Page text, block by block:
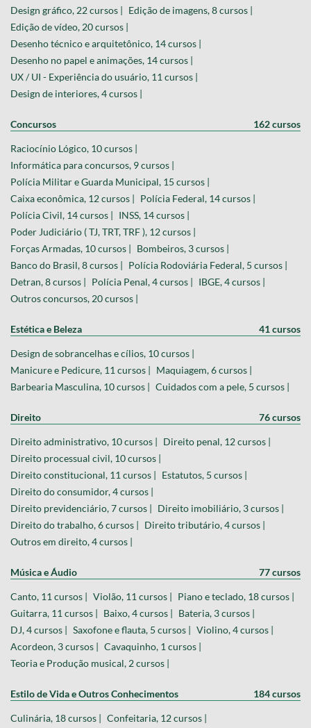
Design gráfico, 22 cursos | Edição de imagens, 8 cursos |
Edição de vídeo, 20 cursos |
Desenho técnico e arquitetônico, 14 cursos |
Desenho no papel e animações, 14 cursos |
UX / UI - Experiência do usuário, 11 cursos |
Design de interiores, 4 cursos |
Concursos 162 cursos
Raciocínio Lógico, 10 cursos |
Informática para concursos, 9 cursos |
Polícia Militar e Guarda Municipal, 15 cursos |
Caixa econômica, 12 cursos | Polícia Federal, 14 cursos |
Polícia Civil, 14 cursos | INSS, 14 cursos |
Poder Judiciário ( TJ, TRT, TRF ), 12 cursos |
Forças Armadas, 10 cursos | Bombeiros, 3 cursos |
Banco do Brasil, 8 cursos | Polícia Rodoviária Federal, 5 cursos |
Detran, 8 cursos | Polícia Penal, 4 cursos | IBGE, 4 cursos |
Outros concursos, 20 cursos |
Estética e Beleza 41 cursos
Design de sobrancelhas e cílios, 10 cursos |
Manicure e Pedicure, 11 cursos | Maquiagem, 6 cursos |
Barbearia Masculina, 10 cursos | Cuidados com a pele, 5 cursos |
Direito 76 cursos
Direito administrativo, 10 cursos | Direito penal, 12 cursos |
Direito processual civil, 10 cursos |
Direito constitucional, 11 cursos | Estatutos, 5 cursos |
Direito do consumidor, 4 cursos |
Direito previdenciário, 7 cursos | Direito imobiliário, 3 cursos |
Direito do trabalho, 6 cursos | Direito tributário, 4 cursos |
Outros em direito, 4 cursos |
Música e Áudio 77 cursos
Canto, 11 cursos | Violão, 11 cursos | Piano e teclado, 18 cursos |
Guitarra, 11 cursos | Baixo, 4 cursos | Bateria, 3 cursos |
DJ, 4 cursos | Saxofone e flauta, 5 cursos | Violino, 4 cursos |
Acordeon, 3 cursos | Cavaquinho, 1 cursos |
Teoria e Produção musical, 2 cursos |
Estilo de Vida e Outros Conhecimentos 184 cursos
Culinária, 18 cursos | Confeitaria, 12 cursos |